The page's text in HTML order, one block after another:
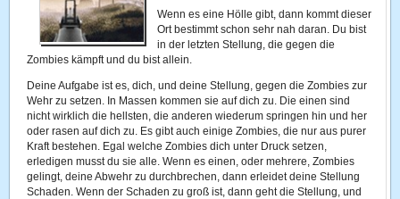
Wenn es eine Hölle gibt, dann kommt dieser
Ort bestimmt schon sehr nah daran. Du bist
in der letzten Stellung, die gegen die
Zombies kämpft und du bist allein.
Deine Aufgabe ist es, dich, und deine Stellung, gegen die Zombies zur
Wehr zu setzen. In Massen kommen sie auf dich zu. Die einen sind
nicht wirklich die hellsten, die anderen wiederum springen hin und her
oder rasen auf dich zu. Es gibt auch einige Zombies, die nur aus purer
Kraft bestehen. Egal welche Zombies dich unter Druck setzen,
erledigen musst du sie alle. Wenn es einen, oder mehrere, Zombies
gelingt, deine Abwehr zu durchbrechen, dann erleidet deine Stellung
Schaden. Wenn der Schaden zu groß ist, dann geht die Stellung, und